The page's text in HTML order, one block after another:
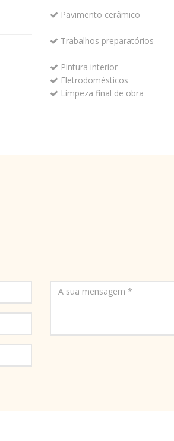
Pavimento cerâmico
Trabalhos preparatórios
Pintura interior
Eletrodomésticos
Limpeza final de obra